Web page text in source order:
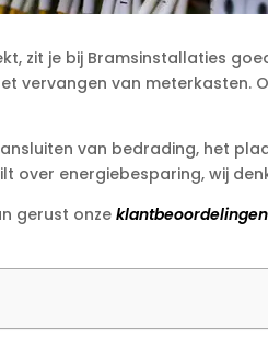
zit je bij Bramsinstallaties
vervangen van meterkasten.
van bedrading, het
over energiebesparing, wij
gerust onze